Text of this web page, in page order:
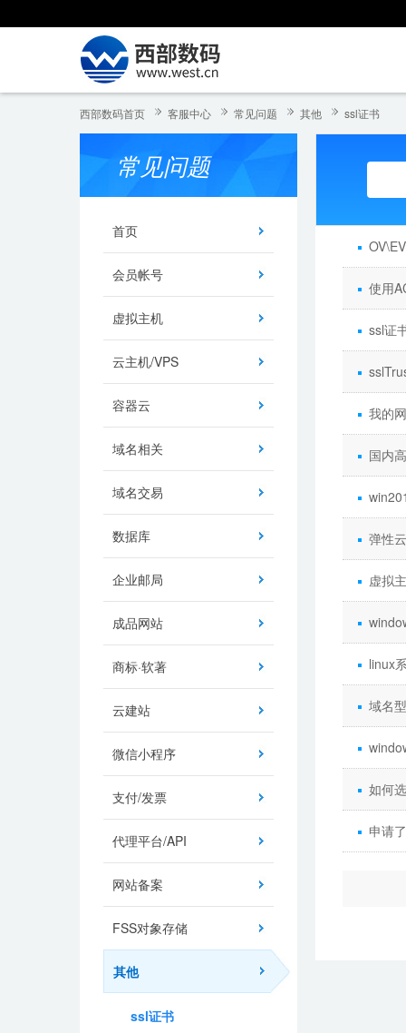
西部数码首页 客服中心 常见问题 其他 ssl证书
常见问题
首页
会员帐号
虚拟主机
云主机/VPS
容器云
域名相关
域名交易
数据库
企业邮局
成品网站
商标·软著
云建站
微信小程序
支付/发票
代理平台/API
网站备案
FSS对象存储
其他
ssl证书
使用
ssl证
我的
国内
弹性
虚拟
linux
域名
如何
申请